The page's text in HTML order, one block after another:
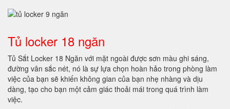
Tủ locker 18 ngăn
Tủ Sắt Locker 18 Ngăn với mặt ngoài được sơn màu ghi sáng,
đường vân sắc nét, nó là sự lựa chọn hoàn hảo trong phòng làm
việc của bạn sẽ khiến không gian của bạn nhẹ nhàng và dịu
dàng, tạo cho bạn một cảm giác thoải mái trong quá trình làm
việc.